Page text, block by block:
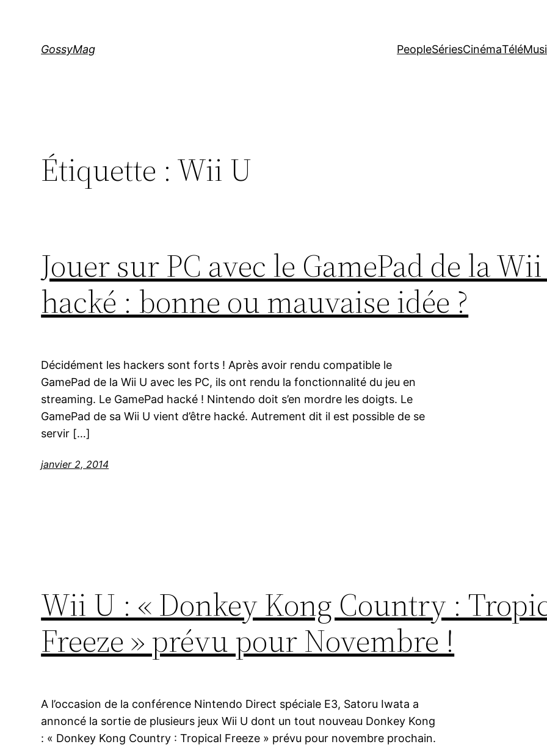
GossyMag PeopleSériesCinémaTélé
Étiquette : Wii U
Jouer sur PC avec le GamePad de la
hacké : bonne ou mauvaise idée ?
Décidément les hackers sont forts ! Après avoir rendu compatible le
GamePad de la Wii U avec les PC, ils ont rendu la fonctionnalité du jeu en
streaming. Le GamePad hacké ! Nintendo doit s’en mordre les doigts. Le
GamePad de sa Wii U vient d’être hacké. Autrement dit il est possible de se
servir […]
janvier 2, 2014
Wii U : « Donkey Kong Country :
Freeze » prévu pour Novembre !
A l’occasion de la conférence Nintendo Direct spéciale E3, Satoru Iwata a
annoncé la sortie de plusieurs jeux Wii U dont un tout nouveau Donkey Kong
: « Donkey Kong Country : Tropical Freeze » prévu pour novembre prochain.